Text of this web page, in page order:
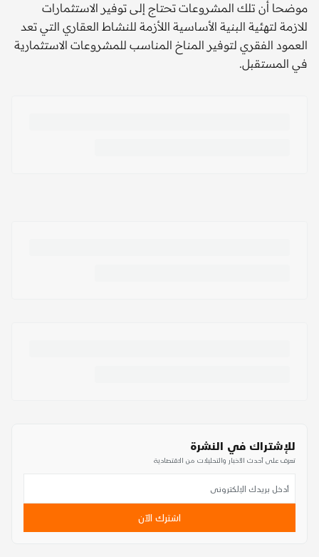
موضحا أن تلك المشروعات تحتاج إلى توفير الاستثمارات
للازمة لتهئية البنية الأساسية اللأزمة للنشاط العقاري التي تعد
العمود الفقري لتوفير المناخ المناسب للمشروعات الاستثمارية
في المستقبل.
للإشتراك في النشرة
تعرف على أحدث الأخبار والتحليلات من الاقتصادية
اشترك الآن